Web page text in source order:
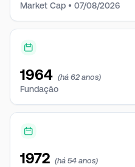
Market Cap • 07/08/2026
1964 (há 62 anos)
Fundação
1972 (há 54 anos)